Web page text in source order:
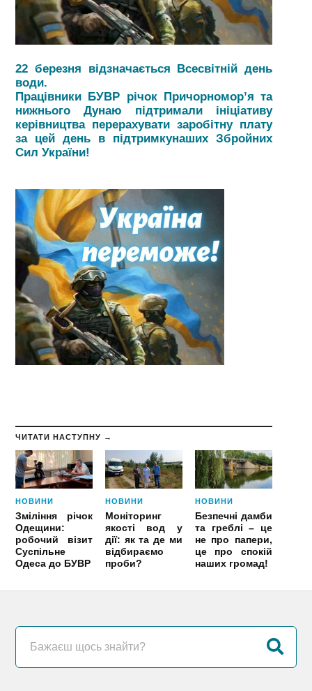
22 березня відзначається Всесвітній день
води.
Працівники БУВР річок Причорномор’я та
нижнього Дунаю підтримали ініціативу
керівництва перерахувати заробітну плату
за цей день в підтримкунаших Збройних
Сил України!
ЧИТАТИ НАСТУПНУ →
НОВИНИ
Зміління річок
Одещини:
робочий візит
Суспільне
Одеса до БУВР
НОВИНИ
Моніторинг
якості вод у
дії: як та де ми
відбираємо
проби?
НОВИНИ
Безпечні дамби
та греблі – це
не про папери,
це про спокій
наших громад!